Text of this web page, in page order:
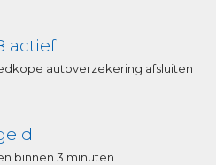
actief
autoverzekering afsluiten
binnen 3 minuten